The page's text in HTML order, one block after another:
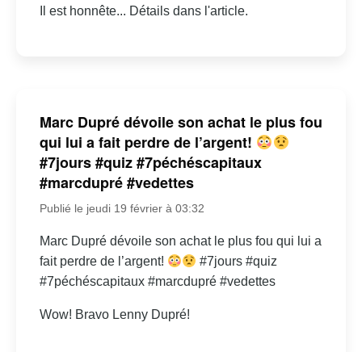
Il est honnête... Détails dans l'article.
Marc Dupré dévoile son achat le plus fou
qui lui a fait perdre de l’argent!
#7jours #quiz #7péchéscapitaux
#marcdupré #vedettes
Publié le jeudi 19 février à 03:32
Marc Dupré dévoile son achat le plus fou qui lui a
fait perdre de l’argent!
#7jours #quiz
#7péchéscapitaux #marcdupré #vedettes
Wow! Bravo Lenny Dupré!